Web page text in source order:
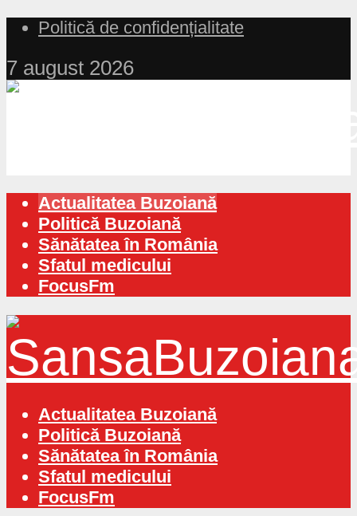
Politică de confidențialitate
7 august 2026
Actualitatea Buzoiană
Politică Buzoiană
Sănătatea în România
Sfatul medicului
FocusFm
Actualitatea Buzoiană
Politică Buzoiană
Sănătatea în România
Sfatul medicului
FocusFm